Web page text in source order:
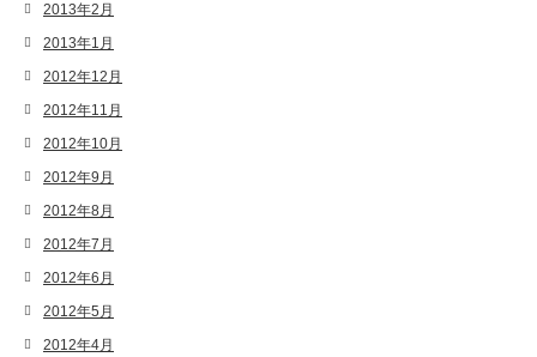
2013年2月
2013年1月
2012年12月
2012年11月
2012年10月
2012年9月
2012年8月
2012年7月
2012年6月
2012年5月
2012年4月